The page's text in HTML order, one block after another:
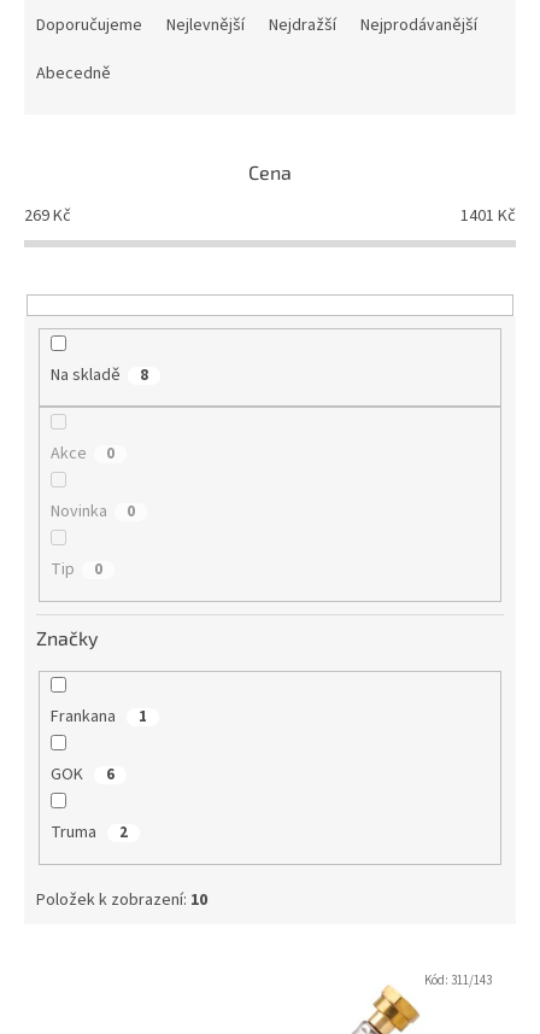
o
d
k
t
Doporučujeme Nejlevnější Nejdražší
Nejprodávanější
Abecedně
Cena
269Kč 1401 Kč
Na skladě 8
Akce 0
Novinka 0
Tip 0
Značky
Frankana 1
GOK 6
Truma 2
Položek k zobrazení: 10
Kód: 311/143